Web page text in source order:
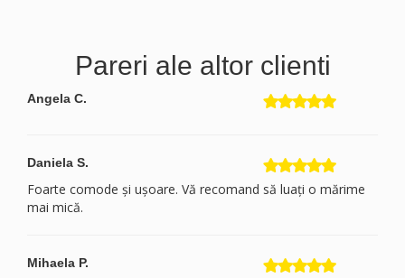
Pareri ale altor clienti
Angela C.
Daniela S.
Foarte comode și ușoare. Vă recomand să luați o mărime
mai mică.
Mihaela P.